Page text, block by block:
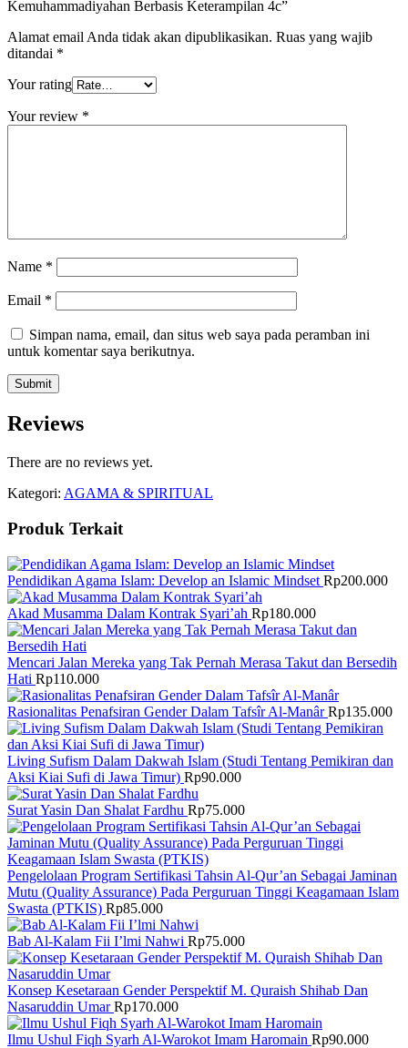
Kemuhammadiyahan Berbasis Keterampilan 4c”
Alamat email Anda tidak akan dipublikasikan. Ruas yang wajib
ditandai *
Your rating
Your review *
Name *
Email *
Simpan nama, email, dan situs web saya pada peramban ini
untuk komentar saya berikutnya.
Reviews
There are no reviews yet.
Kategori: AGAMA & SPIRITUAL
Produk Terkait
Pendidikan Agama Islam: Develop an Islamic Mindset Rp200.000
Akad Musamma Dalam Kontrak Syari’ah Rp180.000
Mencari Jalan Mereka yang Tak Pernah Merasa Takut dan Bersedih
Hati Rp110.000
Rasionalitas Penafsiran Gender Dalam Tafsîr Al-ManârRp135.000
Living Sufism Dalam Dakwah Islam (Studi Tentang Pemikiran dan
Aksi Kiai Sufi di Jawa Timur) Rp90.000
Surat Yasin Dan Shalat Fardhu Rp75.000
Pengelolaan Program Sertifikasi Tahsin Al-Qur’an Sebagai Jaminan
Mutu (Quality Assurance) Pada Perguruan Tinggi Keagamaan Islam
Swasta (PTKIS) Rp85.000
Bab Al-Kalam Fii I’lmi Nahwi Rp75.000
Konsep Kesetaraan Gender Perspektif M. Quraish Shihab Dan
Nasaruddin UmarRp170.000
Ilmu Ushul Fiqh Syarh Al-Warokot Imam Haromain Rp90.000